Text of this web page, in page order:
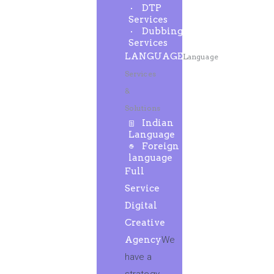
DTP
Services
Dubbing
Services
LANGUAGELanguage
Services
&
Solutions
Indian
Language
Foreign
language
Full
Service
Digital
Creative
AgencyWe
have a